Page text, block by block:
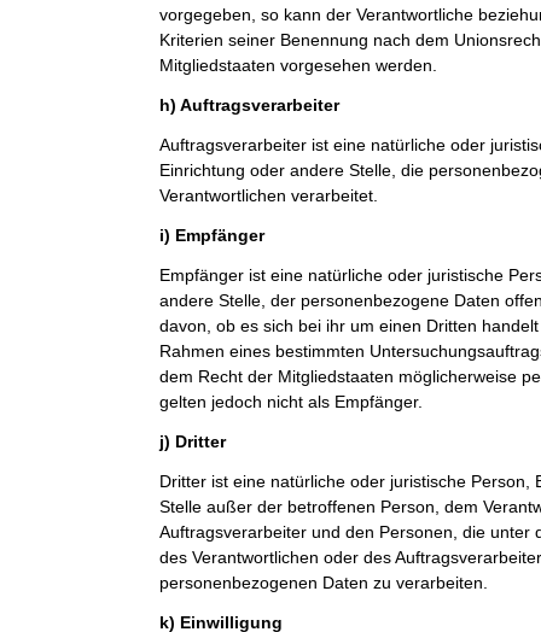
vorgegeben, so kann der Verantwortliche
Kriterien seiner Benennung nach dem
Mitgliedstaaten vorgesehen werden.
h) Auftragsverarbeiter
Auftragsverarbeiter ist eine natürliche oder
Einrichtung oder andere Stelle, die
Verantwortlichen verarbeitet.
i) Empfänger
Empfänger ist eine natürliche oder juristische
andere Stelle, der personenbezogene Daten
davon, ob es sich bei ihr um einen Dritten
Rahmen eines bestimmten
dem Recht der Mitgliedstaaten möglicherweise
gelten jedoch nicht als Empfänger.
j) Dritter
Dritter ist eine natürliche oder juristische Person,
Stelle außer der betroffenen Person, dem
Auftragsverarbeiter und den Personen, die unter
des Verantwortlichen oder des
personenbezogenen Daten zu verarbeiten.
k) Einwilligung